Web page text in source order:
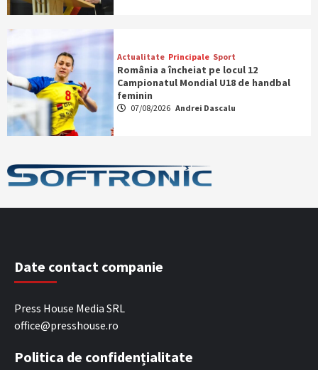
Actualitate Principale Sport
România a încheiat pe locul 12
Campionatul Mondial U18 de handbal
feminin
07/08/2026 Andrei Dascalu
Date contact companie
Press House Media SRL
office@presshouse.ro
Politica de confidențialitate